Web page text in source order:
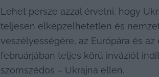
Lehet persze azzal érvelni, hogy
teljesen elképzelhetetlen és
veszélyességére, az Európára és
februárjában teljes körű inváziót
szomszédos – Ukrajna ellen.